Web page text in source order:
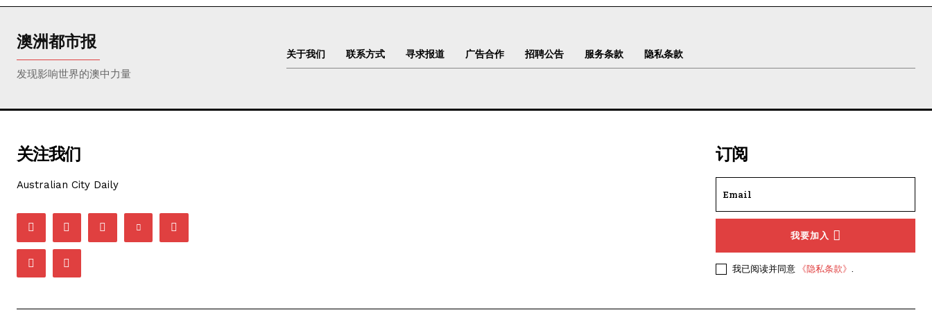
澳洲都市报
发现影响世界的澳中力量
关于我们 联系方式 寻求报道 广告合作 招聘公告 服务条款 隐私条款
关注我们
Australian City Daily
订阅
我要加入
我已阅读并同意 《隐私条款》 .